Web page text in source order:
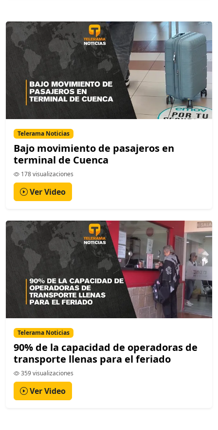
Telerama Noticias
Bajo movimiento de pasajeros en
terminal de Cuenca
178 visualizaciones
Ver Video
Telerama Noticias
90% de la capacidad de operadoras de
transporte llenas para el feriado
359 visualizaciones
Ver Video